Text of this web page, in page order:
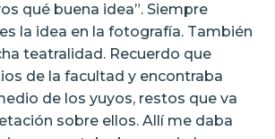
qué buena idea”. Siempre
la idea en la fotografía. También
teatralidad. Recuerdo que
de la facultad y encontraba
de los yuyos, restos que va
sobre ellos. Allí me daba